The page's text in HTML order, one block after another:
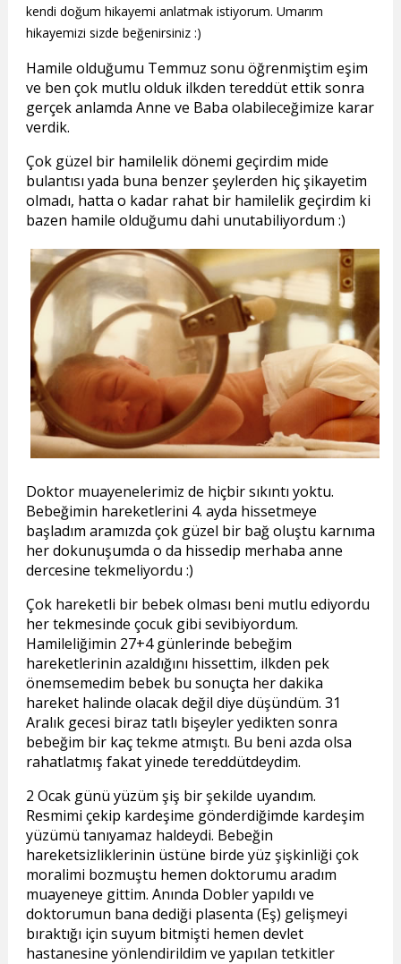
kendi doğum hikayemi anlatmak istiyorum. Umarım
hikayemizi sizde beğenirsiniz :)
Hamile olduğumu Temmuz sonu öğrenmiştim eşim
ve ben çok mutlu olduk ilkden tereddüt ettik sonra
gerçek anlamda Anne ve Baba olabileceğimize karar
verdik.
Çok güzel bir hamilelik dönemi geçirdim mide
bulantısı yada buna benzer şeylerden hiç şikayetim
olmadı, hatta o kadar rahat bir hamilelik geçirdim ki
bazen hamile olduğumu dahi unutabiliyordum :)
Doktor muayenelerimiz de hiçbir sıkıntı yoktu.
Bebeğimin hareketlerini 4. ayda hissetmeye
başladım aramızda çok güzel bir bağ oluştu karnıma
her dokunuşumda o da hissedip merhaba anne
dercesine tekmeliyordu :)
Çok hareketli bir bebek olması beni mutlu ediyordu
her tekmesinde çocuk gibi sevibiyordum.
Hamileliğimin 27+4 günlerinde bebeğim
hareketlerinin azaldığını hissettim, ilkden pek
önemsemedim bebek bu sonuçta her dakika
hareket halinde olacak değil diye düşündüm. 31
Aralık gecesi biraz tatlı bişeyler yedikten sonra
bebeğim bir kaç tekme atmıştı. Bu beni azda olsa
rahatlatmış fakat yinede tereddütdeydim.
2 Ocak günü yüzüm şiş bir şekilde uyandım.
Resmimi çekip kardeşime gönderdiğimde kardeşim
yüzümü tanıyamaz haldeydi. Bebeğin
hareketsizliklerinin üstüne birde yüz şişkinliği çok
moralimi bozmuştu hemen doktorumu aradım
muayeneye gittim. Anında Dobler yapıldı ve
doktorumun bana dediği plasenta (Eş) gelişmeyi
bıraktığı için suyum bitmişti hemen devlet
hastanesine yönlendirildim ve yapılan tetkitler